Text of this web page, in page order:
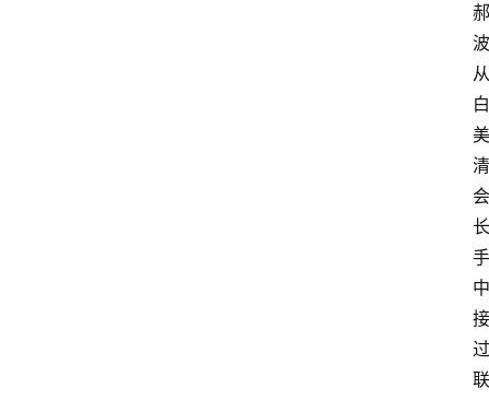
郝
波
从
白
美
清
会
长
手
中
接
过
联